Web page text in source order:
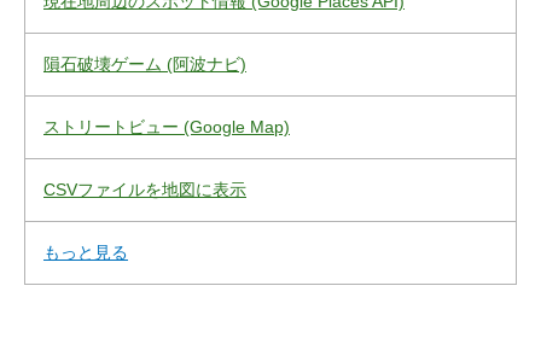
隕石破壊ゲーム (阿波ナビ)
ストリートビュー (Google Map)
CSVファイルを地図に表示
もっと見る